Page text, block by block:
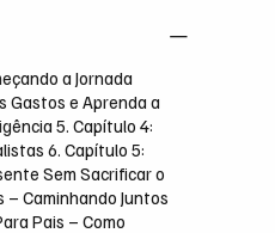
a Jornada
Gastos e Aprenda a
5. Capítulo 4:
6. Capítulo 5:
Sem Sacrificar o
– Caminhando Juntos
Pais – Como